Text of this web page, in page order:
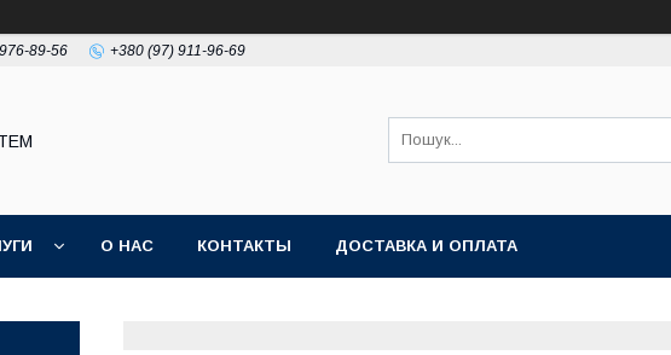
89-56 +380 (97) 911-96-69
О НАС КОНТАКТЫ ДОСТАВКА И ОПЛАТА